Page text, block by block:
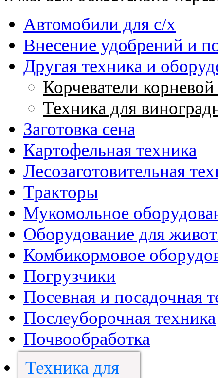
Автомобили для с/х
Внесение удобрений и
Другая техника и
Корчеватели
Техника для
Заготовка сена
Картофельная техника
Лесозаготовительная
Тракторы
Мукомольное
Оборудование для
Комбикормовое
Погрузчики
Посевная и посадочная
Послеуборочная техника
Почвообработка
Техника для